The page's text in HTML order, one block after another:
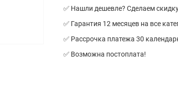
✅ Нашли дешевле? Сделаем
✅ Гарантия 12 месяцев на все
✅ Рассрочка платежа 30
✅ Возможна постоплата!